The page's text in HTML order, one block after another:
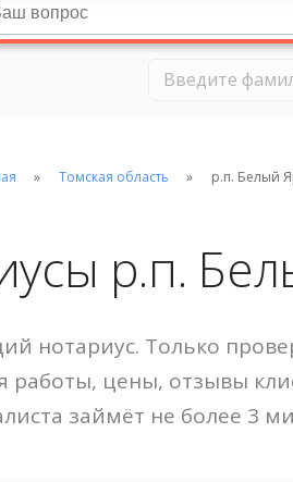
Томская область р.п. Белый
р.п.
нотариус. Только
работы, цены, отзывы
займёт не более 3